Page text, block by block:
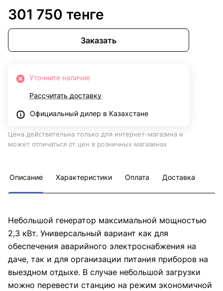
301 750 тенге
Заказать
Уточните наличие
Рассчитать доставку
Официальный дилер в Казахстане
Цена действительна только для интернет-магазина и
может отличаться от цен в розничных магазинах
Описание Характеристики Оплата Доставка
Небольшой генератор максимальной мощностью
2,3 кВт. Универсальный вариант как для
обеспечения аварийного электроснабжения на
даче, так и для организации питания приборов на
выездном отдыхе. В случае небольшой загрузки
можно перевести станцию на режим экономичной